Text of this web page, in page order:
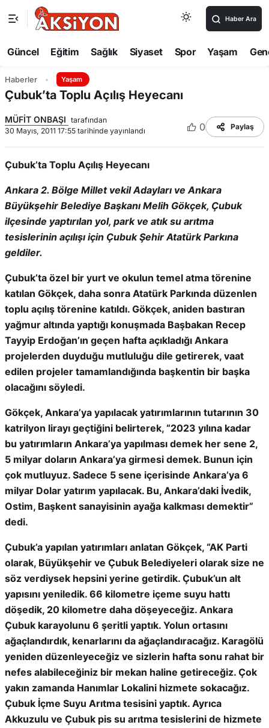
Haber Ara
Güncel Eğitim Sağlık Siyaset Spor Yaşam
Haberler Yaşam
Çubuk’ta Toplu Açılış Heyecanı
MÜFİT ONBAŞI tarafından
30 Mayıs, 2011 17:55 tarihinde yayınlandı
0 Paylaş
Çubuk’ta Toplu Açılış Heyecanı
Ankara 2. Bölge Millet vekil Adayları ve Ankara
Büyükşehir Belediye Başkanı Melih Gökçek, Çubuk
ilçesinde yaptırılan yol, park ve atık su arıtma
tesislerinin açılışı için Çubuk Şehir Atatürk Parkına
geldiler.
Çubuk’ta özel bir yurt ve okulun temel atma törenine
katılan Gökçek, daha sonra Atatürk Parkında düzenlen
toplu açılış törenine katıldı. Gökçek, aniden bastıran
yağmur altında yaptığı konuşmada Başbakan Recep
Tayyip Erdoğan’ın geçen hafta açıkladığı Ankara
projelerden duyduğu mutluluğu dile getirerek, vaat
edilen projeler tamamlandığında başkentin bir başka
olacağını söyledi.
Gökçek, Ankara’ya yapılacak yatırımlarının tutarının 30
katrilyon lirayı geçtiğini belirterek, “2023 yılına kadar
bu yatırımların Ankara’ya yapılması demek her sene 2,
5 milyar doların Ankara’ya girmesi demek. Bunun için
çok mutluyuz. Sadece 5 sene içerisinde Ankara’ya 6
milyar Dolar yatırım yapılacak. Bu, Ankara’daki İvedik,
Ostim, Başkent sanayisinin ayağa kalkması demektir”
dedi.
Çubuk’a yapılan yatırımları anlatan Gökçek, “AK Parti
olarak, Büyükşehir ve Çubuk Belediyeleri olarak size ne
söz verdiysek hepsini yerine getirdik. Çubuk’un alt
yapısını yeniledik. 66 kilometre içeme suyu hattı
döşedik, 20 kilometre daha döşeyeceğiz. Ankara
Çubuk karayolunu 6 şeritli yaptık. Yolun ortasını
ağaçlandırdık, kenarlarını da ağaçlandıracağız. Karagölü
yeniden düzenleyeceğiz ve sizlerin hafta sonu rahat bir
nefes alabileceğiniz bir mekan haline getireceğiz. Çok
yakın zamanda Hanımlar Lokalini hizmete sokacağız.
Çubuk İçme Suyu Arıtma tesisini yaptık. Ayrıca
Akkuzulu ve Çubuk pis su arıtma tesislerini de hizmete